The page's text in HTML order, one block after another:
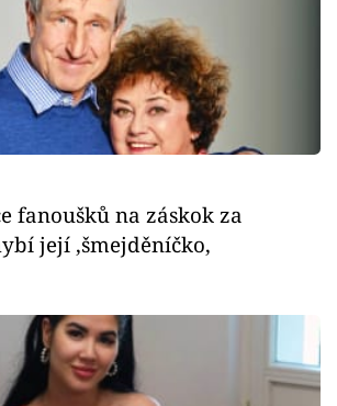
fanoušků na záskok za
její ‚šmejděníčko,